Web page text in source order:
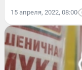
15 апреля, 2022, 08:00